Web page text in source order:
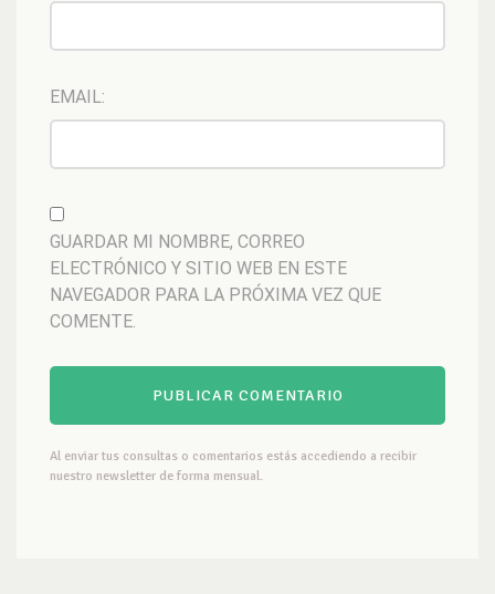
EMAIL:
GUARDAR MI NOMBRE, CORREO
ELECTRÓNICO Y SITIO WEB EN ESTE
NAVEGADOR PARA LA PRÓXIMA VEZ QUE
COMENTE.
Al enviar tus consultas o comentarios estás accediendo a recibir
nuestro newsletter de forma mensual.